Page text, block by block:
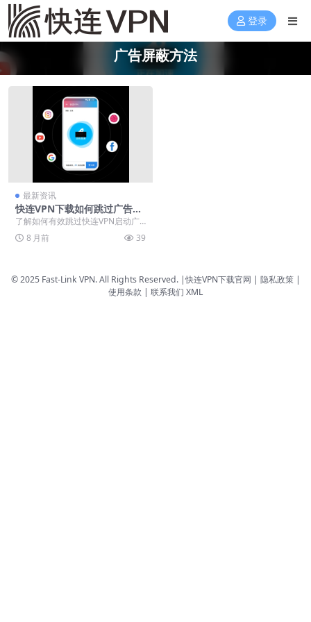
登录
广告屏蔽方法
最新资讯
快连VPN下载如何跳过广告？
无广告版本获取技巧
了解如何有效跳过快连VPN启动广
告的实用方法。详细介绍官方无广
告版本获取途径，包...
8 月前 39
© 2025 Fast-Link VPN. All Rights Reserved. |快连VPN下载官网 | 隐私政策 |
使用条款 | 联系我们 XML